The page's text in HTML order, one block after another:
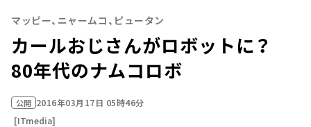
マッピー、ニャームコ、ピュータン
カールおじさんがロボットに？
80年代のナムコロボ
公開 2016年03月17日 05時46分
[ITmedia]